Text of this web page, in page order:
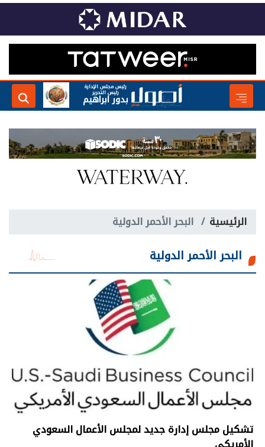
رئيس مجلس الإدارة
رئيس التحرير
بدور ابراهيم
الرئيسية البحر الأحمر الدولية
البحر الأحمر الدولية
تشكيل مجلس إدارة جديد لمجلس الأعمال السعودي